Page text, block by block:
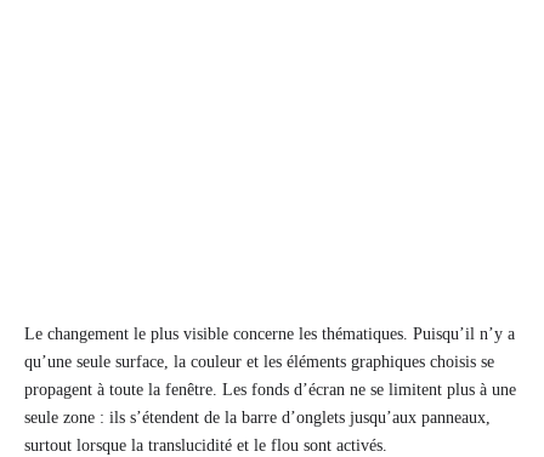
Le changement le plus visible concerne les thématiques. Puisqu’il n’y a
qu’une seule surface, la couleur et les éléments graphiques choisis se
propagent à toute la fenêtre. Les fonds d’écran ne se limitent plus à une
seule zone : ils s’étendent de la barre d’onglets jusqu’aux panneaux,
surtout lorsque la translucidité et le flou sont activés.